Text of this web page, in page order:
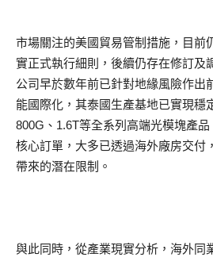
市場關注的美國貿易管制措施，目前
實正式執行細則，後續仍存在修訂及
公司早於數年前已針對地緣風險作出
能國際化，其泰國生產基地已實現穩
800G、1.6T等全系列高端光模塊產
核心訂單，大多已透過海外廠房交付
帶來的潛在限制。
與此同時，從產業現實分析，海外同